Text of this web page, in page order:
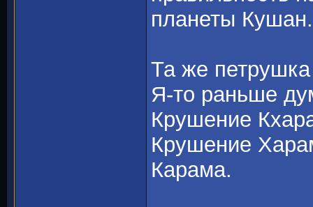
планеты Кушан.
Та же
Я-то раньше
Крушение
Крушение
Карама.